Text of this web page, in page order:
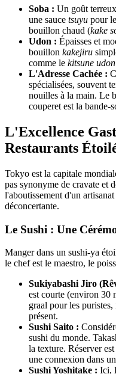
Soba : Un goût
une sauce tsuyu pour
bouillon chaud (kake
Udon : Épaisses et
bouillon kakejiru
comme le kitsune udon
L'Adresse Cachée :
spécialisées, souvent
nouilles à la main. Le
couperet est la bande-
L'Excellence
Restaurants
Tokyo est la capitale
pas synonyme de cravate et
l'aboutissement d'un
déconcertante.
Le Sushi : Une
Manger dans un sushi-ya
le chef est le maestro, le
Sukiyabashi Jiro
est courte (environ 30
graal pour les
présent.
Sushi Saito :
sushi du monde.
la texture. Réserver
une connexion dans
Sushi Yoshitake : Ici,